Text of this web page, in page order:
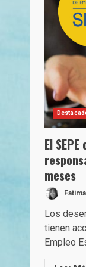
El
meses
Los
tienen
Empleo